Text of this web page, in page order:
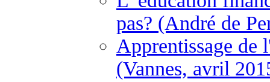
pas? (André de
Apprentissage de
(Vannes, avril